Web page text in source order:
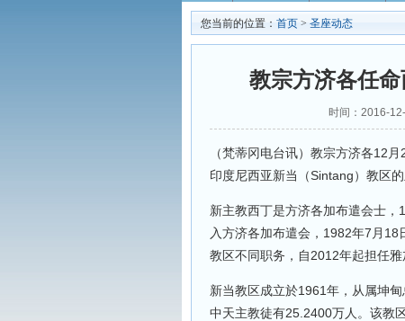
您当前的位置： 首页 > 圣座动态
教宗方济各任
时间：2016-
（梵蒂冈电台讯）教宗方济各12
印度尼西亚新当（Sintang）教区的
新主教西丁是方济各加布遣会士
入方济各加布遣会，1982年7月
教区不同职务，自2012年起担任
新当教区成立於1961年，从属坤
中天主教徒有25.2400万人。该教